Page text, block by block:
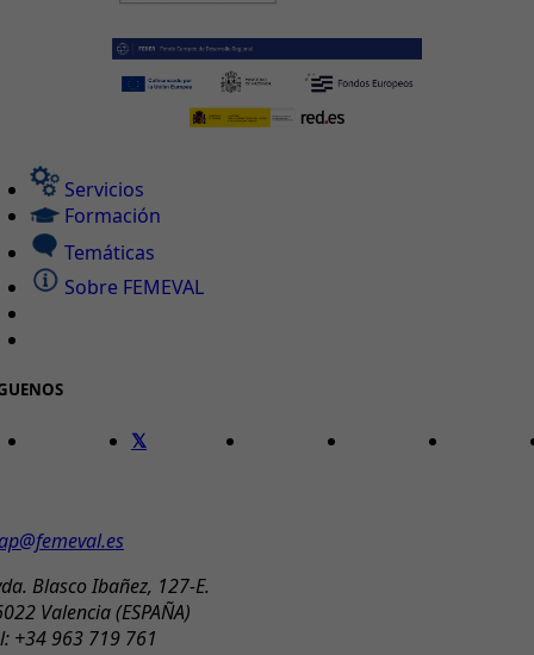
Servicios
Formación
Temáticas
Sobre FEMEVAL
Blasco Ibañez, 127-E.
Valencia (ESPAÑA)
+34 963 719 761